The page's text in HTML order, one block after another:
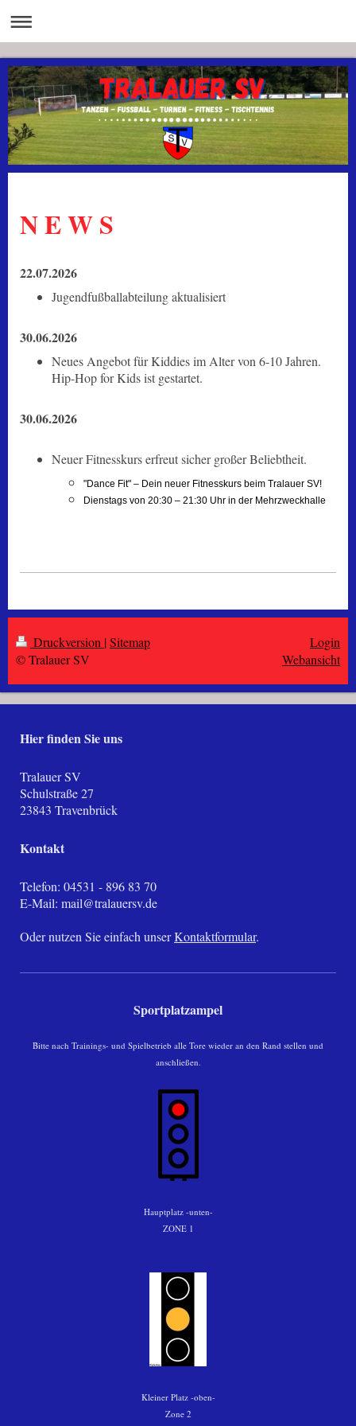
N E W S
22.07.2026
Jugendfußballabteilung aktualisiert
30.06.2026
Neues Angebot für Kiddies im Alter von 6-10 Jahren.
Hip-Hop for Kids ist gestartet.
30.06.2026
Neuer Fitnesskurs erfreut sicher großer Beliebtheit.
"Dance Fit" – Dein neuer Fitnesskurs beim Tralauer SV!
Dienstags von 20:30 – 21:30 Uhr in der Mehrzweckhalle
Druckversion |Sitemap
© Tralauer SV
Login
Webansicht
Hier finden Sie uns
Tralauer SV
Schulstraße27
23843 Travenbrück
Kontakt
Telefon: 04531 - 896 83 70
E-Mail: mail@tralauersv.de
Oder nutzen Sie einfach unserKontaktformular.
Sportplatzampel
Bitte nach Trainings- und Spielbetrieb alle Tore wieder an den Rand stellen und
anschließen.
Hauptplatz -unten-
ZONE 1
Kleiner Platz -oben-
Zone 2